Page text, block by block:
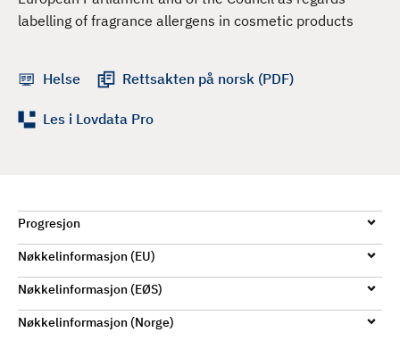
labelling of fragrance allergens in cosmetic products
Helse Rettsakten på norsk (PDF)
Les i Lovdata Pro
Progresjon
Nøkkelinformasjon (EU)
Nøkkelinformasjon (EØS)
Nøkkelinformasjon (Norge)